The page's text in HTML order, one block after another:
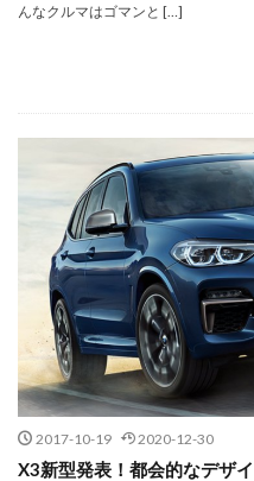
んなクルマはゴマンと […]
2017-10-19 2020-12-30
X3新型発表！都会的なデザ